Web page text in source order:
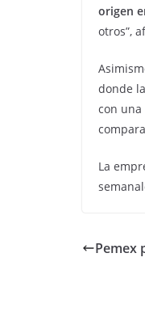
origen
otros”,
donde
con una
La
Pemex